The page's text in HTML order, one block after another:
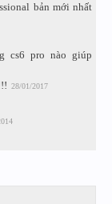
bản mới nhất
cs6 pro nào giúp
28/01/2017